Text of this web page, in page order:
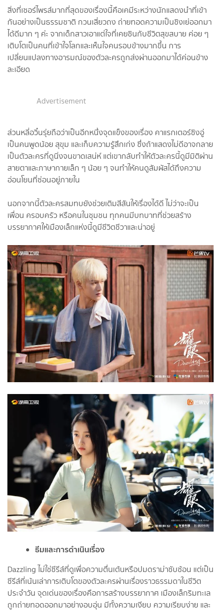
สิ่งที่เซอร์ไพรส์มากที่สุดของเรื่องนี้คือเคมีระหว่างนักแสดงนำที่เข้า
กันอย่างเป็นธรรมชาติ กวนเสี่ยวถง ถ่ายทอดความเป็นชิงเย่ออกมา
ได้ดีมาก ๆ ค่ะ จากเด็กสาวเอาแต่ใจที่เคยชินกับชีวิตสุขสบาย ค่อย ๆ
เติบโตเป็นคนที่เข้าใจโลกและเห็นใจคนรอบข้างมากขึ้น การ
เปลี่ยนแปลงทางอารมณ์ของตัวละครถูกส่งผ่านออกมาได้ค่อนข้าง
ละเอียด
Advertisement
ส่วนหลี่อวิ๋นรุ่ยถือว่าเป็นอีกหนึ่งจุดแข็งของเรื่อง คาแรกเตอร์ซิงอู่
เป็นคนพูดน้อย สุขุม และเก็บความรู้สึกเก่ง ซึ่งถ้าแสดงไม่ดีอาจกลาย
เป็นตัวละครที่ดูนิ่งจนขาดเสน่ห์ แต่เขากลับทำให้ตัวละครนี้ดูมีมิติผ่าน
สายตาและภาษากายเล็ก ๆ น้อย ๆ จนทำให้คนดูสัมผัสได้ถึงความ
อ่อนโยนที่ซ่อนอยู่ภายใน
นอกจากนี้ตัวละครสมทบยังช่วยเติมสีสันให้เรื่องได้ดี ไม่ว่าจะเป็น
เพื่อน ครอบครัว หรือคนในชุมชน ทุกคนมีบทบาทที่ช่วยสร้าง
บรรยากาศให้เมืองเล็กแห่งนี้ดูมีชีวิตชีวาและน่าอยู่
ธีมและการดำเนินเรื่อง
Dazzling ไม่ใช่ซีรีส์ที่ดูเพื่อความตื่นเต้นหรือปมดราม่าซับซ้อน แต่เป็น
ซีรีส์ที่เน้นเล่าการเติบโตของตัวละครผ่านเรื่องราวธรรมดาในชีวิต
ประจำวัน จุดเด่นของเรื่องคือการสร้างบรรยากาศ เมืองเล็กริมทะเล
ถูกถ่ายทอดออกมาอย่างอบอุ่น มีทั้งความเงียบ ความเรียบง่าย และ